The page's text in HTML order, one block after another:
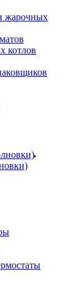
жарочных
котлов